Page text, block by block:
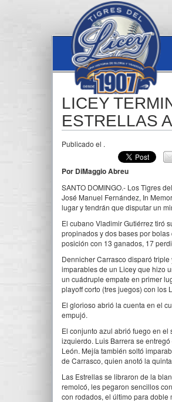
LICEY
ESTRELLAS
Publicado el .
Por DiMaggio Abreu
SANTO DOMINGO.- Los Tigres
José Manuel Fernández, In
lugar y tendrán que disputar un
El cubano Vladimir Gutiérrez tiró
propinados y dos bases por
posición con 13 ganados, 17
Dennicher Carrasco disparó
imparables de un Licey que hizo
un cuádruple empate en primer
playoff corto (tres juegos) con los
El glorioso abrió la cuenta en el
empujó.
El conjunto azul abrió fuego en
izquierdo. Luis Barrera se
León. Mejía también soltó
de Carrasco, quien anotó la
Las Estrellas se libraron de la
remolcó, les pegaron sencillos
con rodados, el último para doble